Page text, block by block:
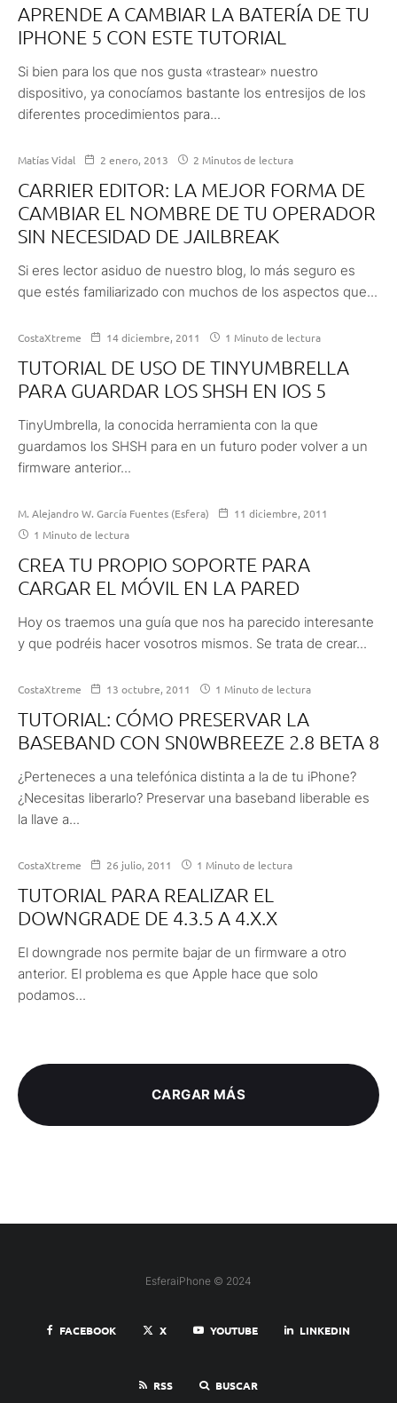
APRENDE A CAMBIAR LA BATERÍA DE TU
IPHONE 5 CON ESTE TUTORIAL
Si bien para los que nos gusta «trastear» nuestro
dispositivo, ya conocíamos bastante los entresijos de los
diferentes procedimientos para...
Matías Vidal 2 enero, 2013 2 Minutos de lectura
CARRIER EDITOR: LA MEJOR FORMA DE
CAMBIAR EL NOMBRE DE TU OPERADOR
SIN NECESIDAD DE JAILBREAK
Si eres lector asiduo de nuestro blog, lo más seguro es
que estés familiarizado con muchos de los aspectos que...
CostaXtreme 14 diciembre, 2011 1 Minuto de lectura
TUTORIAL DE USO DE TINYUMBRELLA
PARA GUARDAR LOS SHSH EN IOS 5
TinyUmbrella, la conocida herramienta con la que
guardamos los SHSH para en un futuro poder volver a un
firmware anterior...
M. Alejandro W. García Fuentes (Esfera)
11 diciembre, 2011
1 Minuto de lectura
CREA TU PROPIO SOPORTE PARA
CARGAR EL MÓVIL EN LA PARED
Hoy os traemos una guía que nos ha parecido interesante
y que podréis hacer vosotros mismos. Se trata de crear...
CostaXtreme 13 octubre, 2011 1 Minuto de lectura
TUTORIAL: CÓMO PRESERVAR LA
BASEBAND CON SN0WBREEZE 2.8 BETA 8
¿Perteneces a una telefónica distinta a la de tu iPhone?
¿Necesitas liberarlo? Preservar una baseband liberable es
la llave a...
CostaXtreme 26 julio, 2011 1 Minuto de lectura
TUTORIAL PARA REALIZAR EL
DOWNGRADE DE 4.3.5 A 4.X.X
El downgrade nos permite bajar de un firmware a otro
anterior. El problema es que Apple hace que solo
podamos...
CARGAR MÁS
EsferaiPhone © 2024
FACEBOOK X YOUTUBE LINKEDIN
RSS BUSCAR